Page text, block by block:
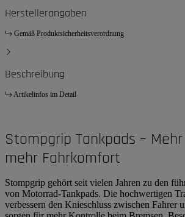
Herstellerangaben
Gemäß Produktsicherheitsverordnung
Beschreibung
Artikelinfos im Detail
Stompgrip Tankpads –
mehr Fahrkomfort
Stompgrip gehört seit vielen Jahren zu den
von Motorrad-Tankpads. Die hochwertigen
verbessern den Knieschluss zwischen Fahrer